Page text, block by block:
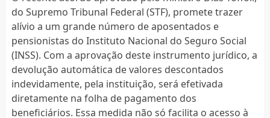
do Supremo Tribunal Federal (STF), promete trazer
alívio a um grande número de aposentados e
pensionistas do Instituto Nacional do Seguro Social
(INSS). Com a aprovação deste instrumento jurídico, a
devolução automática de valores descontados
indevidamente, pela instituição, será efetivada
diretamente na folha de pagamento dos
beneficiários. Essa medida não só facilita o acesso à